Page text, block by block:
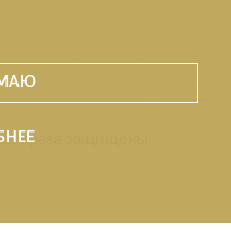
права защищены